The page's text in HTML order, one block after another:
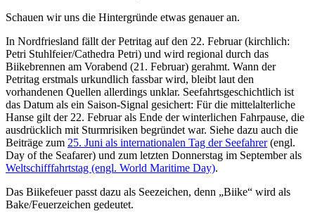
Schauen wir uns die Hintergründe etwas genauer an.
In Nordfriesland fällt der Petritag auf den 22. Februar (kirchlich:
Petri Stuhlfeier/Cathedra Petri) und wird regional durch das
Biikebrennen am Vorabend (21. Februar) gerahmt. Wann der
Petritag erstmals urkundlich fassbar wird, bleibt laut den
vorhandenen Quellen allerdings unklar. Seefahrtsgeschichtlich ist
das Datum als ein Saison-Signal gesichert: Für die mittelalterliche
Hanse gilt der 22. Februar als Ende der winterlichen Fahrpause, die
ausdrücklich mit Sturmrisiken begründet war. Siehe dazu auch die
Beiträge zum 25. Juni als internationalen Tag der Seefahrer(engl.
Day of the Seafarer) und zum letzten Donnerstag im September als
Weltschifffahrtstag (engl. World Maritime Day).
Das Biikefeuer passt dazu als Seezeichen, denn „Biike“ wird als
Bake/Feuerzeichen gedeutet.